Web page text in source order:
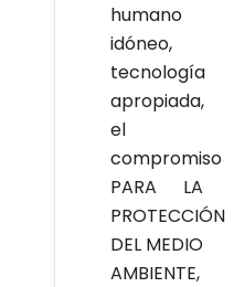
humano
idóneo,
tecnología
apropiada,
el
compromiso
PARA LA
PROTECCIÓN
DEL MEDIO
AMBIENTE,